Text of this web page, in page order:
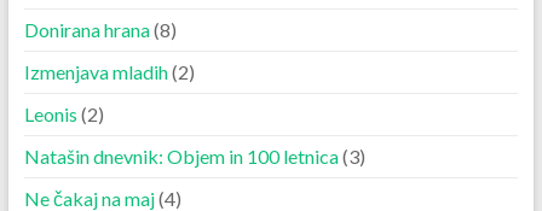
Donirana hrana(8)
Izmenjava mladih(2)
Leonis (2)
Natašin dnevnik: Objem in 100 letnica(3)
Ne čakaj na maj(4)